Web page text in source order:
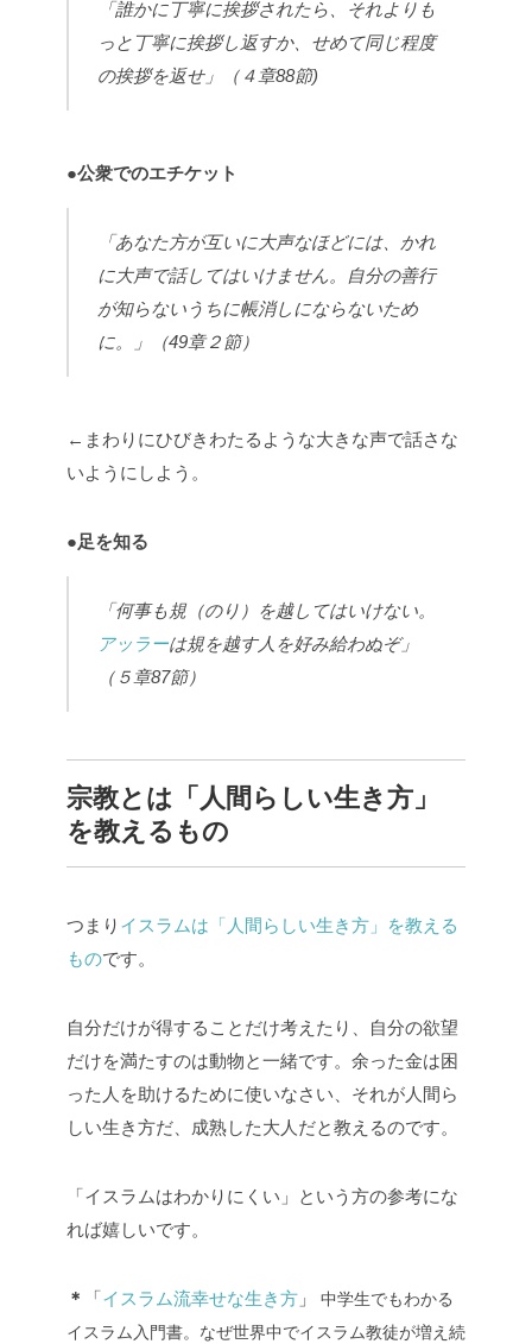
「誰かに丁寧に挨拶されたら、それよりも
っと丁寧に挨拶し返すか、せめて同じ程度
の挨拶を返せ」（４章88節)
●公衆でのエチケット
「あなた方が互いに大声なほどには、かれ
に大声で話してはいけません。自分の善行
が知らないうちに帳消しにならないため
に。」（49章２節）
←まわりにひびきわたるような大きな声で話さな
いようにしよう。
●足を知る
「何事も規（のり）を越してはいけない。
アッラーは規を越す人を好み給わぬぞ」
（５章87節）
宗教とは「人間らしい生き方」
を教えるもの
つまり イスラムは「人間らしい生き方」を教える
ものです。
自分だけが得することだけ考えたり、自分の欲望
だけを満たすのは動物と一緒です。余った金は困
った人を助けるために使いなさい、それが人間ら
しい生き方だ、成熟した大人だと教えるのです。
「イスラムはわかりにくい」という方の参考にな
れば嬉しいです。
＊ 「イスラム流幸せな生き方 」
中学生でもわかる
イスラム入門書。なぜ世界中でイスラム教徒が増え続